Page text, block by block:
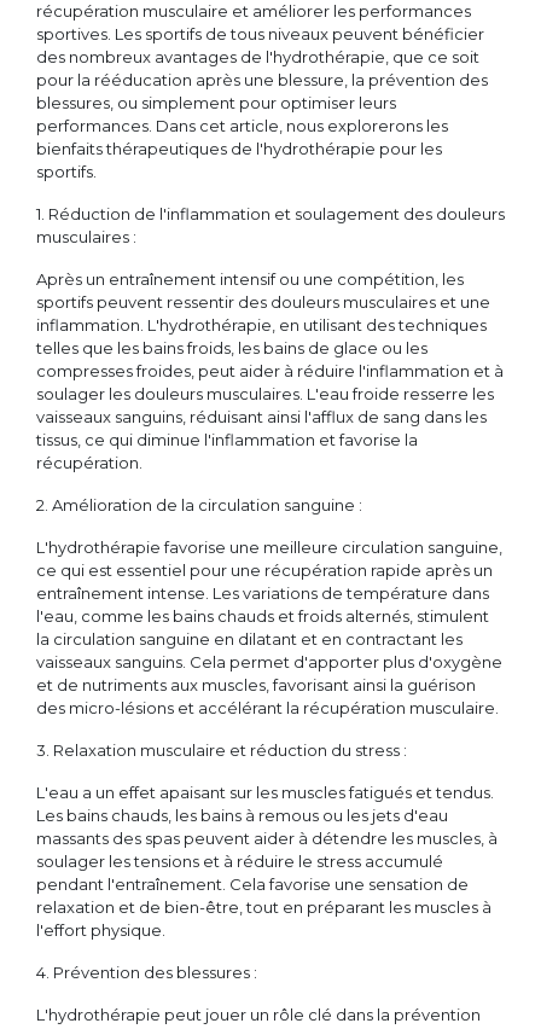
récupération musculaire et améliorer les performances
sportives. Les sportifs de tous niveaux peuvent bénéficier
des nombreux avantages de l'hydrothérapie, que ce soit
pour la rééducation après une blessure, la prévention des
blessures, ou simplement pour optimiser leurs
performances. Dans cet article, nous explorerons les
bienfaits thérapeutiques de l'hydrothérapie pour les
sportifs.
1. Réduction de l'inflammation et soulagement des douleurs
musculaires :
Après un entraînement intensif ou une compétition, les
sportifs peuvent ressentir des douleurs musculaires et une
inflammation. L'hydrothérapie, en utilisant des techniques
telles que les bains froids, les bains de glace ou les
compresses froides, peut aider à réduire l'inflammation et à
soulager les douleurs musculaires. L'eau froide resserre les
vaisseaux sanguins, réduisant ainsi l'afflux de sang dans les
tissus, ce qui diminue l'inflammation et favorise la
récupération.
2. Amélioration de la circulation sanguine :
L'hydrothérapie favorise une meilleure circulation sanguine,
ce qui est essentiel pour une récupération rapide après un
entraînement intense. Les variations de température dans
l'eau, comme les bains chauds et froids alternés, stimulent
la circulation sanguine en dilatant et en contractant les
vaisseaux sanguins. Cela permet d'apporter plus d'oxygène
et de nutriments aux muscles, favorisant ainsi la guérison
des micro-lésions et accélérant la récupération musculaire.
3. Relaxation musculaire et réduction du stress :
L'eau a un effet apaisant sur les muscles fatigués et tendus.
Les bains chauds, les bains à remous ou les jets d'eau
massants des spas peuvent aider à détendre les muscles, à
soulager les tensions et à réduire le stress accumulé
pendant l'entraînement. Cela favorise une sensation de
relaxation et de bien-être, tout en préparant les muscles à
l'effort physique.
4. Prévention des blessures :
L'hydrothérapie peut jouer un rôle clé dans la prévention